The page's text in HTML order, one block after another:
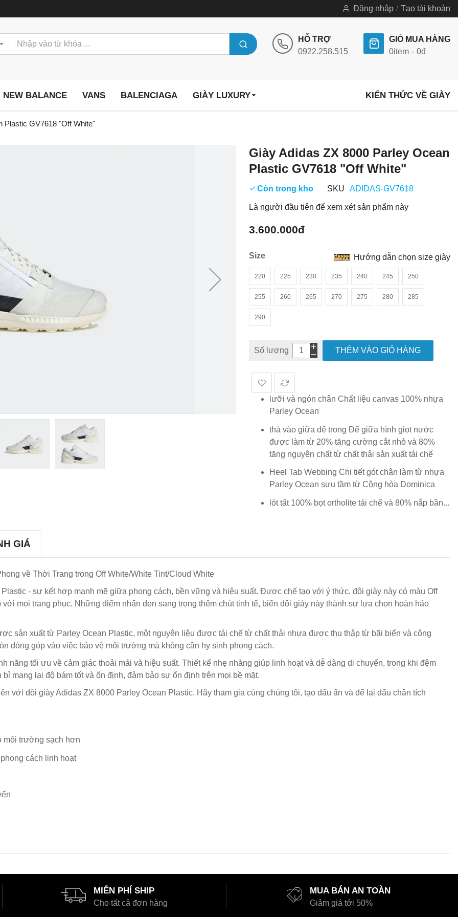
Đăng nhập Tạo tài khoản
HỖ TRỢ
0922.258.515
GIỎ MUA HÀNG
0item 0đ
NEW BALANCE VANS BALENCIAGA GIÀY LUXURY KIẾN THỨC VỀ GIÀY
Plastic GV7618 "Off White"
Giày Adidas ZX 8000 Parley Ocean
Plastic GV7618 "Off White"
Còn trong kho SKU ADIDAS-GV7618
Là người đầu tiên để xem xét sản phẩm này
3.600.000đ
Size
220 225 230 235 240 245 250
255 260 265 270 275 280 285
290
Hướng dẫn chọn size giày
Số lượng THÊM VÀO GIỎ HÀNG
lưỡi và ngón chân Chất liệu canvas 100% nhựa
Parley Ocean
thả vào giữa đế trong Đế giữa hình giọt nước
được làm từ 20% tăng cường cắt nhỏ và 80%
tăng nguyên chất từ ​​chất thải sản xuất tái chế
Heel Tab Webbing Chi tiết gót chân làm từ nhựa
Parley Ocean sưu tầm từ Cộng hòa Dominica
lót tất 100% bọt ortholite tái chế và 80% nắp bần...
Chuyển
phần
hình
GIÁ
về Thời Trang trong Off White/White Tint/Cloud White
- sự kết hợp mạnh mẽ giữa phong cách, bền vững và hiệu suất. Được chế tạo với ý thức, đôi giày này có màu Off
mọi trang phục. Những điểm nhấn đen sang trọng thêm chút tinh tế, biến đôi giày này thành sự lựa chọn hoàn hảo
sản xuất từ Parley Ocean Plastic, một nguyên liệu được tái chế từ chất thải nhựa được thu thập từ bãi biển và cộng
đóng góp vào việc bảo vệ môi trường mà không cần hy sinh phong cách.
năng tối ưu về cảm giác thoải mái và hiệu suất. Thiết kế nhẹ nhàng giúp linh hoạt và dễ dàng di chuyển, trong khi đệm
mang lại độ bám tốt và ổn định, đảm bảo sự ổn định trên mọi bề mặt.
với đôi giày Adidas ZX 8000 Parley Ocean Plastic. Hãy tham gia cùng chúng tôi, tạo dấu ấn và để lại dấu chân tích
môi trường sạch hơn
cách linh hoạt
MIỄN PHÍ SHIP
Cho tất cả đơn hàng
MUA BÁN AN TOÀN
Giảm giá tới 50%